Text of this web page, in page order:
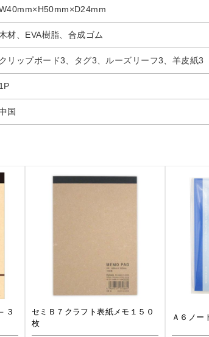
木材、EVA樹脂、合成ゴム
クリップボード3、タグ3、ルーズリーフ3、羊皮紙3
1P
国
３
セミＢ７クラフト表紙メモ１５０
枚
Ａ６ノ